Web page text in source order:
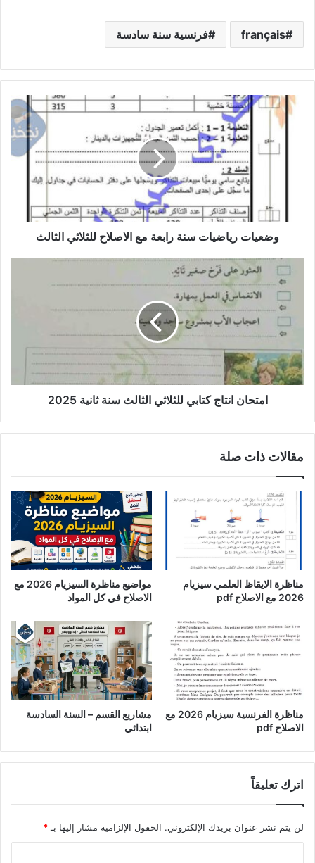
français فرنسية سنة سادسة
وضعيات
رياضيات
وضعيات رياضيات سنة رابعة مع الاصلاح للثلاثي الثالث
امتحان
انتاج
كتابي
للثلاثي
الثالث
ثانية
2025
امتحان انتاج كتابي للثلاثي الثالث سنة ثانية 2025
مقالات ذات صلة
مناظرة الايقاظ العلمي سيزيام
2026 مع الاصلاح pdf
مواضيع مناظرة السيزيام 2026 مع
الاصلاح في كل المواد
مناظرة الفرنسية سيزيام 2026 مع
الاصلاح pdf
مشاريع القسم – السنة السادسة
ابتدائي
اترك تعليقاً
لن يتم نشر عنوان بريدك الإلكتروني. الحقول الإلزامية مشار إليها بـ *